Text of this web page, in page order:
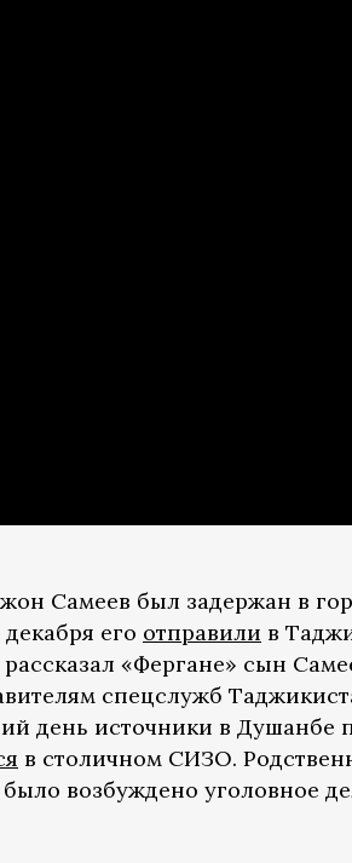
Самеев был задержан в
его отправили в
«Фергане» сын
спецслужб
день источники в Душанбе
в столичном СИЗО.
возбуждено уголовное